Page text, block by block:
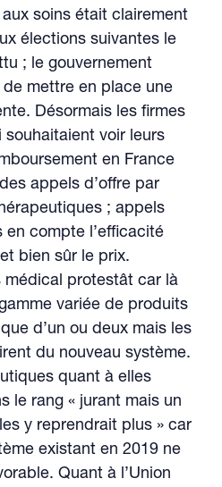
soins était clairement
élections suivantes le
; le gouvernement
mettre en place une
Désormais les firmes
voir leurs
en France
appels d’offre par
; appels
en compte l’efficacité
bien sûr le prix.
médical protestât car là
variée de produits
d’un ou deux mais les
du nouveau système.
quant à elles
le rang « jurant mais un
y reprendrait plus » car
existant en 2019 ne
Quant à l’Union